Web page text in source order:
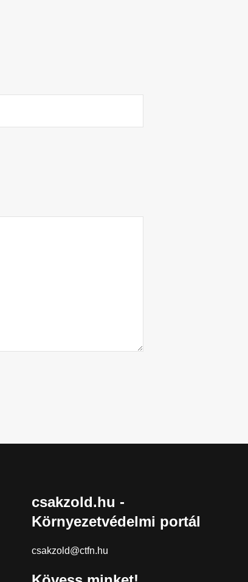
csakzold.hu -
Környezetvédelmi portál
csakzold@ctfn.hu